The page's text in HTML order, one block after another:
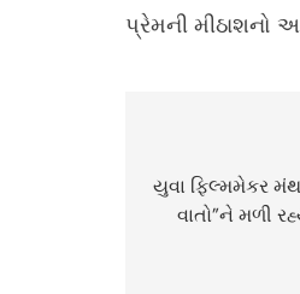
પ્રેમની મીઠાશનો
navigation
યુવા ફિલ્મમેકર
વાતો”ને મળી